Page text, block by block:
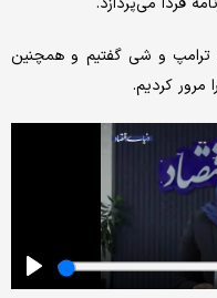
ترامپ و شی گفتیم و همچنین
مرور کردیم.